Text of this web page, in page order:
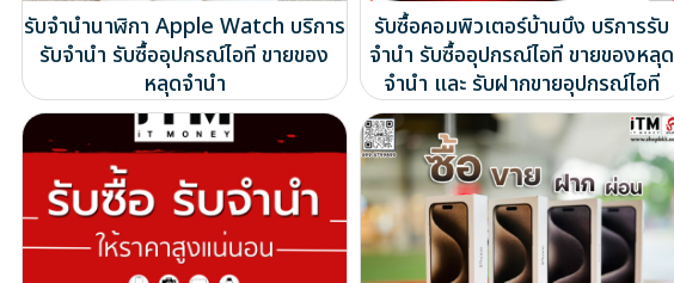
รับจำนำนาฬิกา Apple Watch บริการ
รับจำนำ รับซื้ออุปกรณ์ไอที ขายของ
หลุดจำนำ
รับซื้อคอมพิวเตอร์บ้านบึง บริการรับ
จำนำ รับซื้ออุปกรณ์ไอที ขายของหลุด
จำนำ และ รับฝากขายอุปกรณ์ไอที